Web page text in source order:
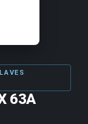
63A